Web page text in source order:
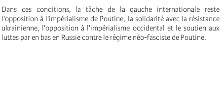
Dans ces conditions, la tâche de la gauche internationale reste
l'opposition à l'impérialisme de Poutine, la solidarité avec la résistance
ukrainienne, l'opposition à l'impérialisme occidental et le soutien aux
luttes par en bas en Russie contre le régime néo-fasciste de Poutine.